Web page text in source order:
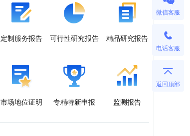
定制服务报告 可行性研究报告 精品研究报告
市场地位证明 专精特新申报 监测报告
微信客服
电话客服
返回顶部